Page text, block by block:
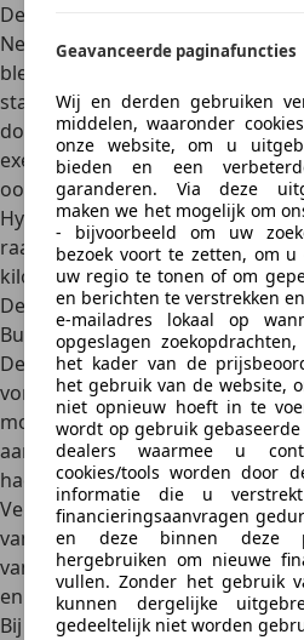
De Hyundai Sonata was
Nederlanden omdat de
bleven is het huidige
staat tegenover dat als je een
doorgaans ook zeer betaalbaar
exemplaar uit 2008 voor 9.895
ook slechts 73.000 km op de
Hyundai Sonata uit 2010 moet
raadt het al: die heeft met
kilometers in de benen.
Design
Buitenkant
De eerste Hyundai Sonata had
vormgeving, met een vleugje
modelgeneratie moest
aanspreken en dat was terug te
had een mix van Europese en
Verantwoordelijk voor het
van
ItalDesign, beide geen
van autodesign. In 1991 volgde
en achterzijde grotendeels
Bij het ontwerp van de Sonata
Geavanceerde paginafuncties
Wij en derden gebruiken
middelen, waaronder
onze website, om u
bieden en een
garanderen. Via deze
maken we het mogelijk om
- bijvoorbeeld om uw
bezoek voort te zetten, om
uw regio te tonen of om
en berichten te verstrekken
e-mailadres lokaal op
opgeslagen
het kader van de
het gebruik van de website,
niet opnieuw hoeft in te
wordt op gebruik
dealers waarmee u
cookies/tools worden door
informatie die u
financieringsaanvragen
en deze binnen deze
hergebruiken om nieuwe
vullen. Zonder het gebruik
kunnen dergelijke
gedeeltelijk niet worden